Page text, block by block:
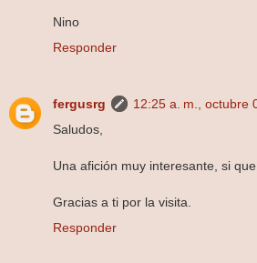
Nino
Responder
fergusrg
12:25 a. m., octubre
Saludos,
Una afición muy interesante, si
Gracias a ti por la visita.
Responder